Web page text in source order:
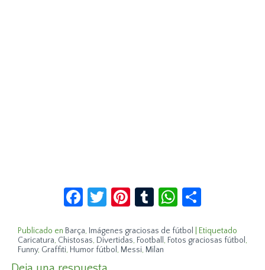
Facebook
Twitter
Pinterest
TumblrWhatsApp
Publicado en Barça, Imágenes graciosas de fútbol
Etiquetado
Caricatura, Chistosas, Divertidas, Football, Fotos graciosas fútbol,
Funny, Graffiti, Humor fútbol, Messi, Milan